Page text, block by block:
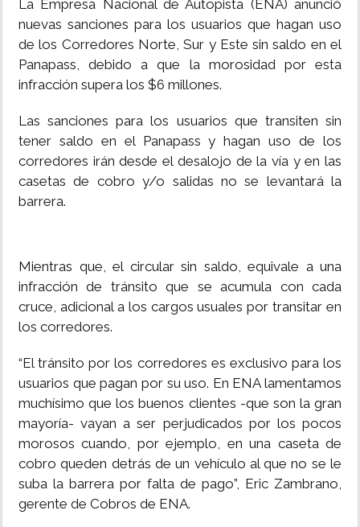
La Empresa Nacional de Autopista (ENA) anunció
nuevas sanciones para los usuarios que hagan uso
de los Corredores Norte, Sur y Este sin saldo en el
Panapass, debido a que la morosidad por esta
infracción supera los $6 millones.
Las sanciones para los usuarios que transiten sin
tener saldo en el Panapass y hagan uso de los
corredores irán desde el desalojo de la vía y en las
casetas de cobro y/o salidas no se levantará la
barrera.
Mientras que, el circular sin saldo, equivale a una
infracción de tránsito que se acumula con cada
cruce, adicional a los cargos usuales por transitar en
los corredores.
“El tránsito por los corredores es exclusivo para los
usuarios que pagan por su uso. En ENA lamentamos
muchísimo que los buenos clientes -que son la gran
mayoría- vayan a ser perjudicados por los pocos
morosos cuando, por ejemplo, en una caseta de
cobro queden detrás de un vehículo al que no se le
suba la barrera por falta de pago”, Eric Zambrano,
gerente de Cobros de ENA.